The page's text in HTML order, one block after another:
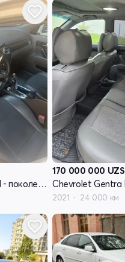
Chevrolet Gentra II - поколение
170 000 000 UZS
2021 24 000 км